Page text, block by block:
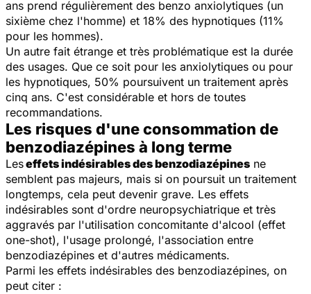
ans prend régulièrement des benzo anxiolytiques (un
sixième chez l'homme) et 18% des hypnotiques (11%
pour les hommes).
Un autre fait étrange et très problématique est la durée
des usages. Que ce soit pour les anxiolytiques ou pour
les hypnotiques, 50% poursuivent un traitement après
cinq ans. C'est considérable et hors de toutes
recommandations.
Les risques d'une consommation de
benzodiazépines à long terme
Leseffets indésirables des benzodiazépines ne
semblent pas majeurs, mais si on poursuit un traitement
longtemps, cela peut devenir grave. Les effets
indésirables sont d'ordre neuropsychiatrique et très
aggravés par l'utilisation concomitante d'alcool (effet
one-shot), l'usage prolongé, l'association entre
benzodiazépines et d'autres médicaments.
Parmi les effets indésirables des benzodiazépines, on
peut citer :